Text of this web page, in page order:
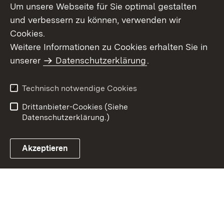
Benutzungshinweise
Erklärung zur
Um unsere Webseite für Sie optimal gestalten
und verbessern zu können, verwenden wir
Cookies.
Weitere Informationen zu Cookies erhalten Sie in
unserer
Datenschutzerklärung.
Technisch notwendige Cookies
Drittanbieter-Cookies (Siehe
Datenschutzerklärung.)
Akzeptieren